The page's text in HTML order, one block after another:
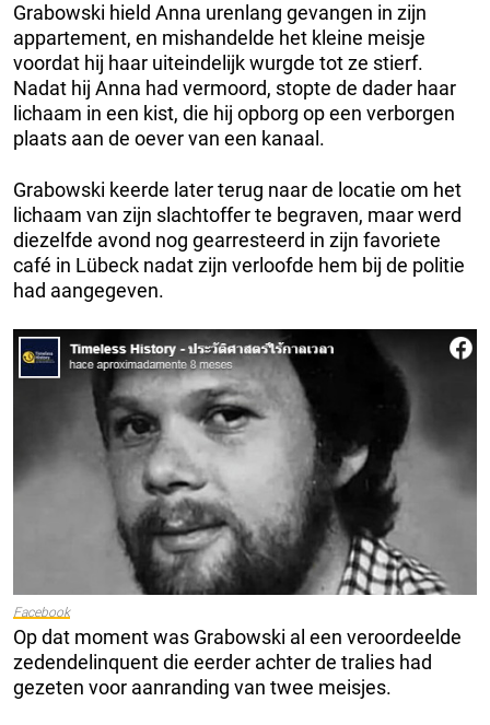
Grabowski hield Anna urenlang gevangen in zijn
appartement, en mishandelde het kleine meisje
voordat hij haar uiteindelijk wurgde tot ze stierf.
Nadat hij Anna had vermoord, stopte de dader haar
lichaam in een kist, die hij opborg op een verborgen
plaats aan de oever van een kanaal.
Grabowski keerde later terug naar de locatie om het
lichaam van zijn slachtoffer te begraven, maar werd
diezelfde avond nog gearresteerd in zijn favoriete
café in Lübeck nadat zijn verloofde hem bij de politie
had aangegeven.
Facebook
Op dat moment was Grabowski al een veroordeelde
zedendelinquent die eerder achter de tralies had
gezeten voor aanranding van twee meisjes.